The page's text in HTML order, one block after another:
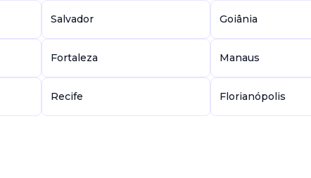
Salvador Goiânia
Fortaleza Manaus
Recife Florianópolis